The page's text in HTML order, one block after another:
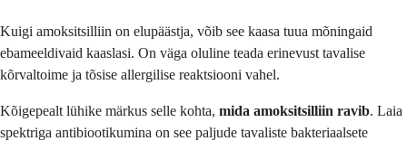
Kuigi amoksitsilliin on elupäästja, võib see kaasa tuua mõningaid
ebameeldivaid kaaslasi. On väga oluline teada erinevust tavalise
kõrvaltoime ja tõsise allergilise reaktsiooni vahel.
Kõigepealt lühike märkus selle kohta, mida amoksitsilliin ravib. Laia
spektriga antibiootikumina on see paljude tavaliste bakteriaalsete